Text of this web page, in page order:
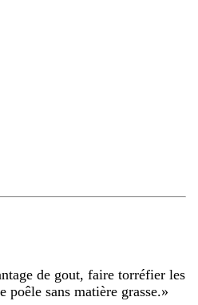
de gout, faire torréfier les
poêle sans matière grasse.»